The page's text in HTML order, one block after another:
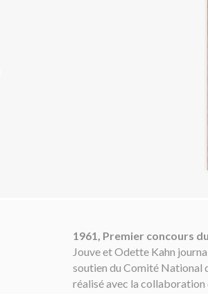
1961, Premier concours
Jouve et Odette Kahn
soutien du Comité National
réalisé avec la collaboration